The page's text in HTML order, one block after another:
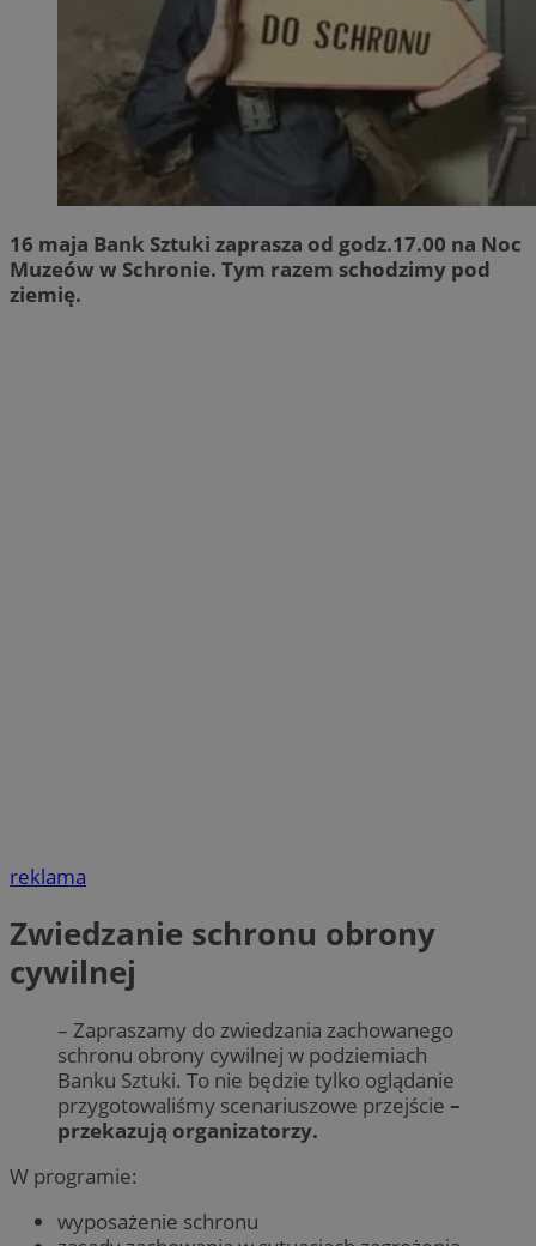
16 maja Bank Sztuki zaprasza od godz.17.00 na Noc
Muzeów w Schronie. Tym razem schodzimy pod
ziemię.
reklama
Zwiedzanie schronu obrony
cywilnej
– Zapraszamy do zwiedzania zachowanego
schronu obrony cywilnej w podziemiach
Banku Sztuki. To nie będzie tylko oglądanie
przygotowaliśmy scenariuszowe przejście –
przekazują organizatorzy.
W programie:
wyposażenie schronu